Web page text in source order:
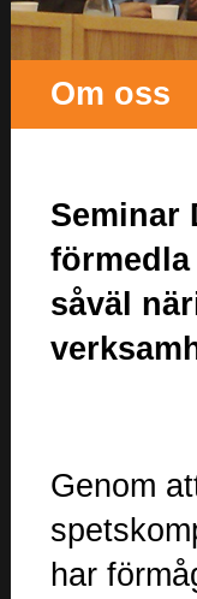
Om oss
Seminar
såväl
Genom
har